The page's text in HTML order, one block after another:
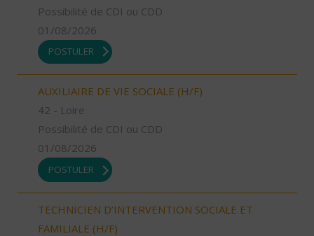
Possibilité de CDI ou CDD
01/08/2026
POSTULER
AUXILIAIRE DE VIE SOCIALE (H/F)
42 - Loire
Possibilité de CDI ou CDD
01/08/2026
POSTULER
TECHNICIEN D’INTERVENTION SOCIALE ET
FAMILIALE (H/F)